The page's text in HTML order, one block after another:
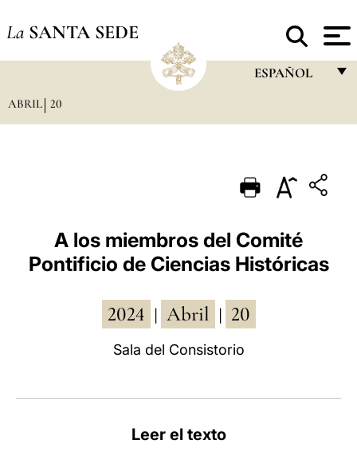
La SANTA SEDE
ESPAÑOL
PORTUGUÊS
ESPAÑOL
DEUTSCH
ABRIL 20
A los miembros del Comité
Pontificio de Ciencias Históricas
2024 Abril 20
Sala del Consistorio
Leer el texto